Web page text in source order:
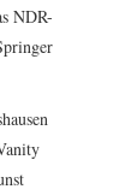
NDR-